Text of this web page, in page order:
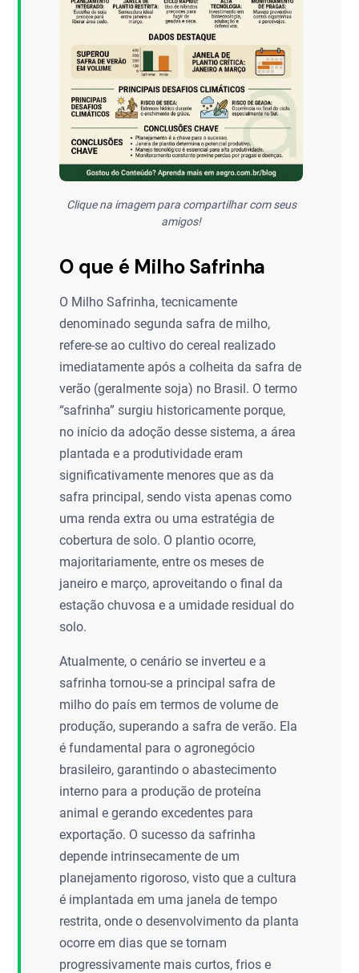
Clique na imagem para compartilhar com seus
amigos!
O que é Milho Safrinha
O Milho Safrinha, tecnicamente
denominado segunda safra de milho,
refere-se ao cultivo do cereal realizado
imediatamente após a colheita da safra de
verão (geralmente soja) no Brasil. O termo
“safrinha” surgiu historicamente porque,
no início da adoção desse sistema, a área
plantada e a produtividade eram
significativamente menores que as da
safra principal, sendo vista apenas como
uma renda extra ou uma estratégia de
cobertura de solo. O plantio ocorre,
majoritariamente, entre os meses de
janeiro e março, aproveitando o final da
estação chuvosa e a umidade residual do
solo.
Atualmente, o cenário se inverteu e a
safrinha tornou-se a principal safra de
milho do país em termos de volume de
produção, superando a safra de verão. Ela
é fundamental para o agronegócio
brasileiro, garantindo o abastecimento
interno para a produção de proteína
animal e gerando excedentes para
exportação. O sucesso da safrinha
depende intrinsecamente de um
planejamento rigoroso, visto que a cultura
é implantada em uma janela de tempo
restrita, onde o desenvolvimento da planta
ocorre em dias que se tornam
progressivamente mais curtos, frios e